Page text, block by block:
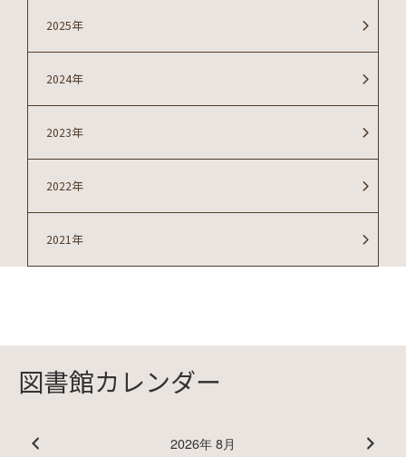
2025年
2024年
2023年
2022年
2021年
図書館カレンダー
2026年 8月